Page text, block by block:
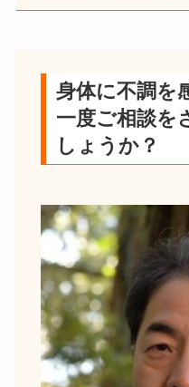
身体に不調を
一度ご相談を
しょうか？